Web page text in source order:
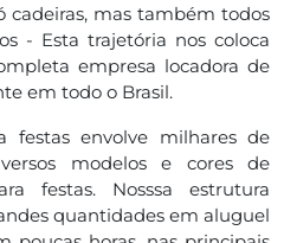
cadeiras, mas também todos
- Esta trajetória nos coloca
empresa locadora de
em todo o Brasil.
festas envolve milhares de
modelos e cores de
festas. Nosssa estrutura
quantidades em aluguel